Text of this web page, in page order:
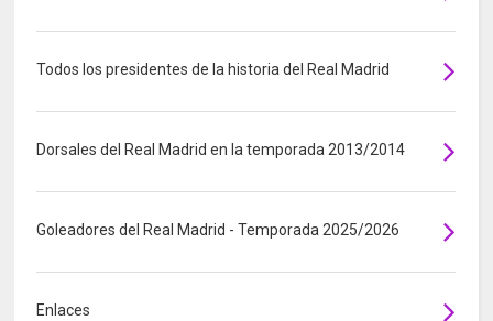
Todos los presidentes de la historia del Real Madrid
Dorsales del Real Madrid en la temporada 2013/2014
Goleadores del Real Madrid - Temporada 2025/2026
Enlaces